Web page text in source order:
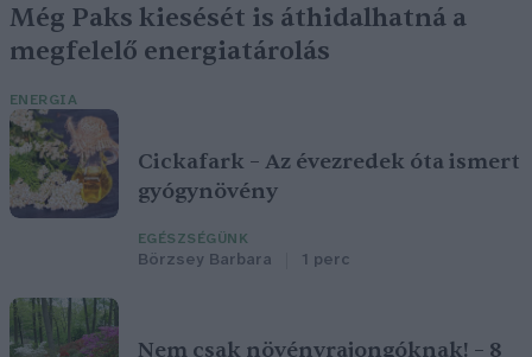
Még Paks kiesését is áthidalhatná a
megfelelő energiatárolás
ENERGIA
Cickafark – Az évezredek óta ismert
gyógynövény
EGÉSZSÉGÜNK
Börzsey Barbara 1 perc
Nem csak növényrajongóknak! – 8